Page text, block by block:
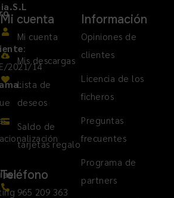
:
2021/14
:
:
Mi cuenta
Mi cuenta
Mis descargas
Lista de
deseos
Saldo de
tarjetas regalo
Teléfono
965 209 363
Información
Opiniones de
clientes
Licencia de los
ficheros
Preguntas
frecuentes
Programa de
partners